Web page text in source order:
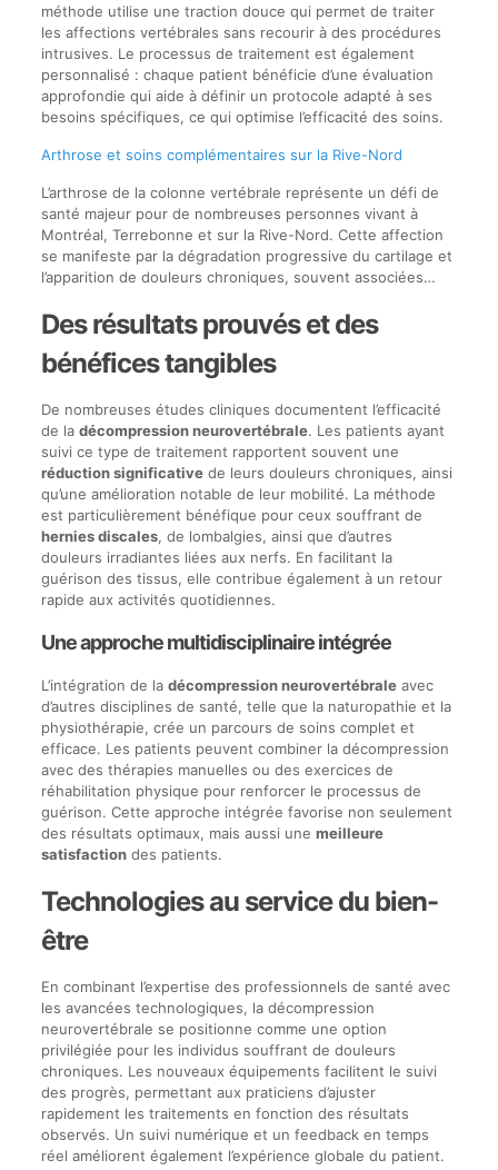
méthode utilise une traction douce qui permet de traiter
les affections vertébrales sans recourir à des procédures
intrusives. Le processus de traitement est également
personnalisé : chaque patient bénéficie d’une évaluation
approfondie qui aide à définir un protocole adapté à ses
besoins spécifiques, ce qui optimise l’efficacité des soins.
Arthrose et soins complémentaires sur la Rive-Nord
L’arthrose de la colonne vertébrale représente un défi de
santé majeur pour de nombreuses personnes vivant à
Montréal, Terrebonne et sur la Rive-Nord. Cette affection
se manifeste par la dégradation progressive du cartilage et
l’apparition de douleurs chroniques, souvent associées…
Des résultats prouvés et des
bénéfices tangibles
De nombreuses études cliniques documentent l’efficacité
de la décompression neurovertébrale. Les patients ayant
suivi ce type de traitement rapportent souvent une
réduction significativede leurs douleurs chroniques, ainsi
qu’une amélioration notable de leur mobilité. La méthode
est particulièrement bénéfique pour ceux souffrant de
hernies discales, de lombalgies, ainsi que d’autres
douleurs irradiantes liées aux nerfs. En facilitant la
guérison des tissus, elle contribue également à un retour
rapide aux activités quotidiennes.
Une approche multidisciplinaire intégrée
L’intégration de la décompression neurovertébraleavec
d’autres disciplines de santé, telle que la naturopathie et la
physiothérapie, crée un parcours de soins complet et
efficace. Les patients peuvent combiner la décompression
avec des thérapies manuelles ou des exercices de
réhabilitation physique pour renforcer le processus de
guérison. Cette approche intégrée favorise non seulement
des résultats optimaux, mais aussi une meilleure
satisfactiondes patients.
Technologies au service du bien-
être
En combinant l’expertise des professionnels de santé avec
les avancées technologiques, la décompression
neurovertébrale se positionne comme une option
privilégiée pour les individus souffrant de douleurs
chroniques. Les nouveaux équipements facilitent le suivi
des progrès, permettant aux praticiens d’ajuster
rapidement les traitements en fonction des résultats
observés. Un suivi numérique et un feedback en temps
réel améliorent également l’expérience globale du patient.